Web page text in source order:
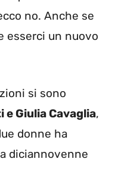
no. Anche se
esserci un nuovo
si sono
e Giulia Cavaglia,
donne ha
diciannovenne